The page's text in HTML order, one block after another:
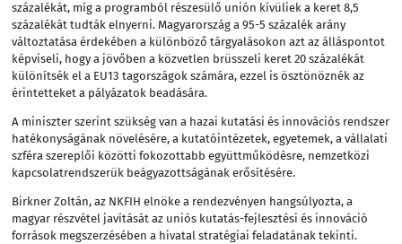
százalékát, míg a programból részesülő unión kívüliek a keret 8,5
százalékát tudták elnyerni. Magyarország a 95-5 százalék arány
változtatása érdekében a különböző tárgyalásokon azt az álláspontot
képviseli, hogy a jövőben a közvetlen brüsszeli keret 20 százalékát
különítsék el a EU13 tagországok számára, ezzel is ösztönöznék az
érintetteket a pályázatok beadására.
A miniszter szerint szükség van a hazai kutatási és innovációs rendszer
hatékonyságának növelésére, a kutatóintézetek, egyetemek, a vállalati
szféra szereplői közötti fokozottabb együttműködésre, nemzetközi
kapcsolatrendszerük beágyazottságának erősítésére.
Birkner Zoltán, az NKFIH elnöke a rendezvényen hangsúlyozta, a
magyar részvétel javítását az uniós kutatás-fejlesztési és innováció
források megszerzésében a hivatal stratégiai feladatának tekinti.